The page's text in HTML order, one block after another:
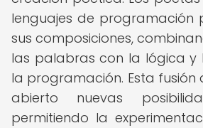
lenguajes de
sus composiciones,
las palabras con la lógica y
la programación. Esta fusión
abierto nuevas
permitiendo la